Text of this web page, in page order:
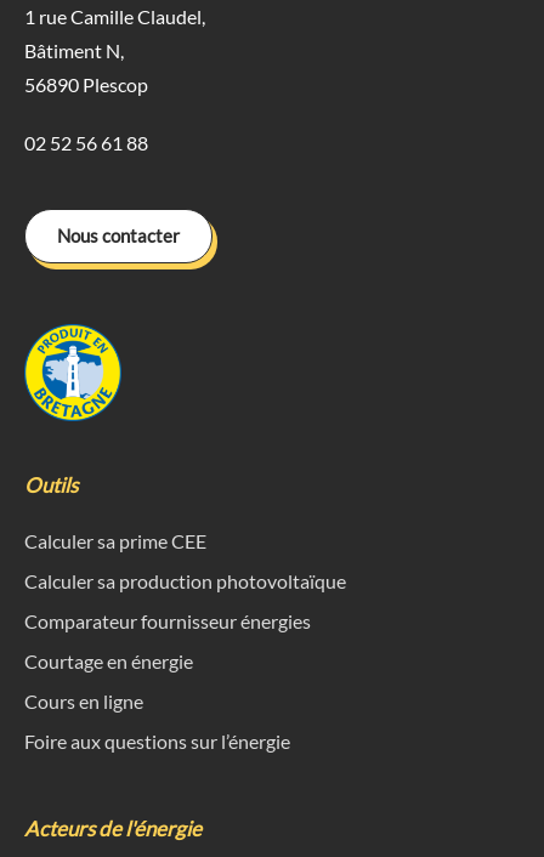
1 rue Camille Claudel,
Bâtiment N,
56890 Plescop
02 52 56 61 88
Nous contacter
Outils
Calculer sa prime CEE
Calculer sa production photovoltaïque
Comparateur fournisseur énergies
Courtage en énergie
Cours en ligne
Foire aux questions sur l’énergie
Acteurs de l'énergie